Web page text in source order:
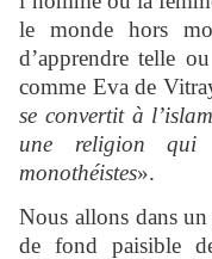
le monde hors
d’apprendre telle
comme Eva de
se convertit à
une religion qui
monothéistes».
Nous allons dans
de fond paisible